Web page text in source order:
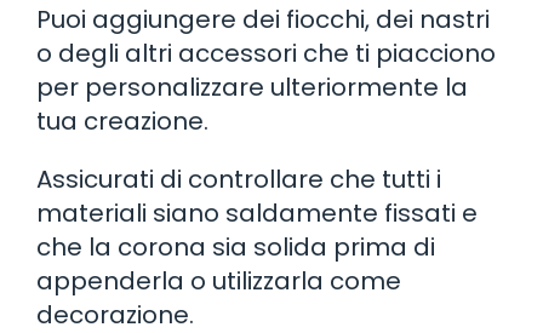
Puoi aggiungere dei fiocchi, dei nastri
o degli altri accessori che ti piacciono
per personalizzare ulteriormente la
tua creazione.
Assicurati di controllare che tutti i
materiali siano saldamente fissati e
che la corona sia solida prima di
appenderla o utilizzarla come
decorazione.